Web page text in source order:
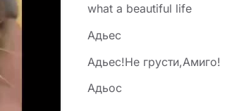
what a beautiful life
Адьес
Адьес!Не грусти,Амиго!
Адьос